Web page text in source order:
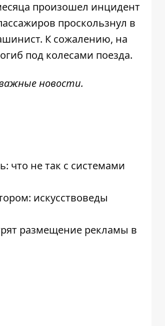
произошел инцидент
проскользнул в
К сожалению, на
под колесами поезда.
новости.
что не так с системами
искусствоведы
размещение рекламы в